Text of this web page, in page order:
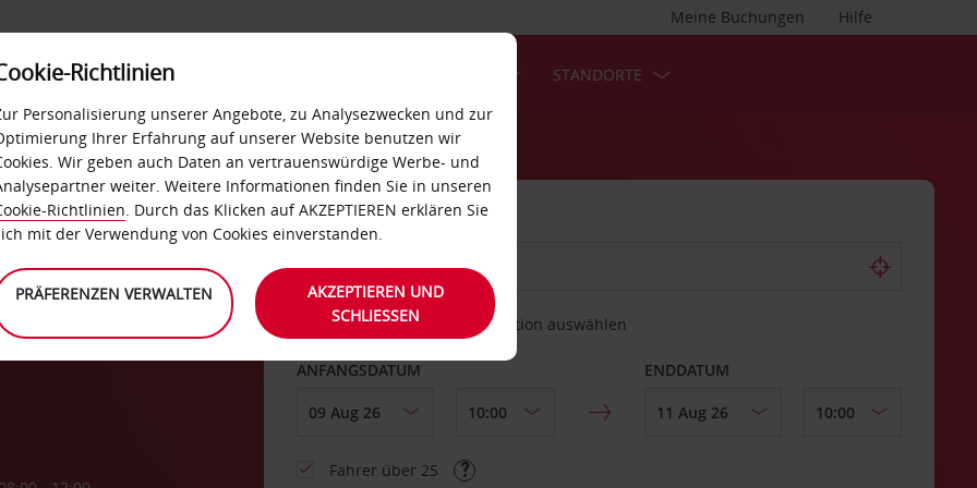
Hilfe
Meine Buchungen
LOYALTY SELF-SERVICES STANDORTE
ABHOLEN VON
Eine andere Rückgabestation auswählen
ANFANGSDATUM ENDDATUM
Fahrer über 25
Richtlinien
Personalisierung unserer Angebote, zu Analysezwecken und zur
Ihrer Erfahrung auf unserer Website benutzen wir
Wir geben auch Daten an vertrauenswürdige Werbe- und
weiter. Weitere Informationen finden Sie in unseren
Richtlinien. Durch das Klicken auf AKZEPTIEREN erklären Sie
mit der Verwendung von Cookies einverstanden.
PRÄFERENZEN VERWALTEN
AKZEPTIEREN UND
SCHLIESSEN